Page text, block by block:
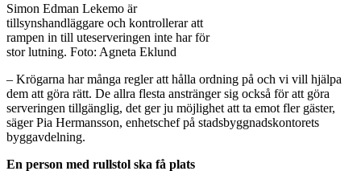
Simon Edman Lekemo är
tillsynshandläggare och kontrollerar att
rampen in till uteserveringen inte har för
stor lutning. Foto: Agneta Eklund
– Krögarna har många regler att hålla ordning på och vi vill hjälpa
dem att göra rätt. De allra flesta anstränger sig också för att göra
serveringen tillgänglig, det ger ju möjlighet att ta emot fler gäster,
säger Pia Hermansson, enhetschef på stadsbyggnadskontorets
byggavdelning.
En person med rullstol ska få plats